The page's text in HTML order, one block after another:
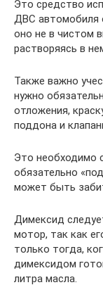
Это средство
ДВС автомобиля
оно не в чистом
растворяясь в
Также важно
нужно
отложения,
поддона и
Это необходимо
обязательно
может быть
Димексид
мотор, так как
только тогда,
димексидом
литра масла.